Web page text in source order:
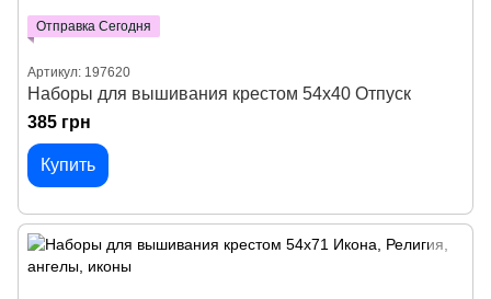
Отправка Сегодня
Артикул: 197620
Наборы для вышивания крестом 54х40 Отпуск
385 грн
Купить